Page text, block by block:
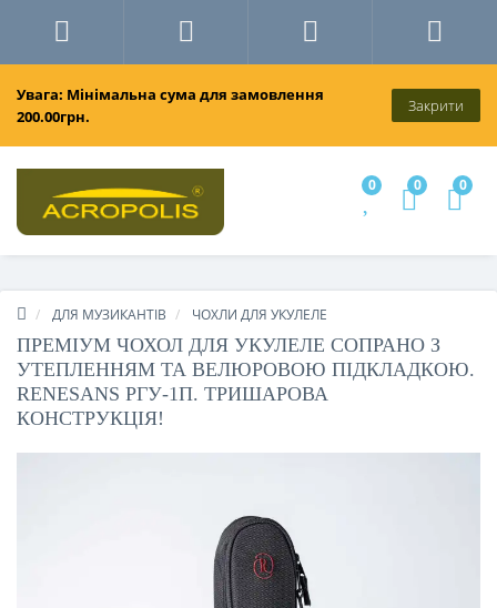
Увага: Мінімальна сума для замовлення
200.00грн.
Закрити
0 0 0
ДЛЯ МУЗИКАНТІВ ЧОХЛИ ДЛЯ УКУЛЕЛЕ
ПРЕМІУМ ЧОХОЛ ДЛЯ УКУЛЕЛЕ СОПРАНО З
УТЕПЛЕННЯМ ТА ВЕЛЮРОВОЮ ПІДКЛАДКОЮ.
RENESANS РГУ-1П. ТРИШАРОВА
КОНСТРУКЦІЯ!